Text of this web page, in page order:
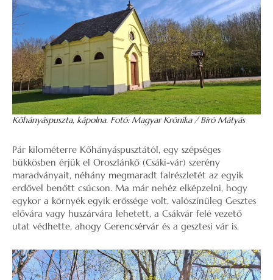
Kőhányáspuszta, kápolna. Fotó: Magyar Krónika / Bíró Mátyás
Pár kilométerre Kőhányáspusztától, egy szépséges
bükkösben érjük el Oroszlánkő (Csáki-vár) szerény
maradványait, néhány megmaradt falrészletét az egyik
erdővel benőtt csúcson. Ma már nehéz elképzelni, hogy
egykor a környék egyik erőssége volt, valószínűleg Gesztes
elővára vagy huszárvára lehetett, a Csákvár felé vezető
utat védhette, ahogy Gerencsérvár és a gesztesi vár is.